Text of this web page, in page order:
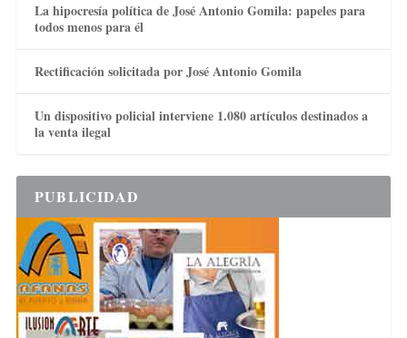
La hipocresía política de José Antonio Gomila: papeles para
todos menos para él
Rectificación solicitada por José Antonio Gomila
Un dispositivo policial interviene 1.080 artículos destinados a
la venta ilegal
PUBLICIDAD